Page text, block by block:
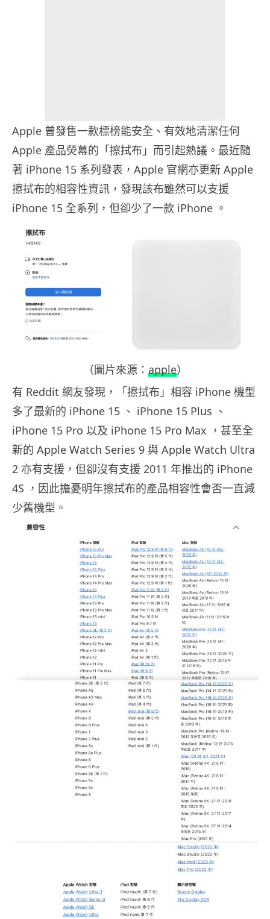
Apple 曾發售一款標榜能安全、有效地清潔任何
Apple 產品熒幕的「擦拭布」而引起熱議。最近隨
著 iPhone 15 系列發表，Apple 官網亦更新 Apple
擦拭布的相容性資訊，發現該布雖然可以支援
iPhone 15 全系列，但卻少了一款 iPhone 。
（圖片來源： apple）
有 Reddit 網友發現，「擦拭布」相容 iPhone 機型
多了最新的 iPhone 15 、 iPhone 15 Plus 、
iPhone 15 Pro 以及 iPhone 15 Pro Max ，甚至全
新的 Apple Watch Series 9 與 Apple Watch Ultra
2 亦有支援，但卻沒有支援 2011 年推出的 iPhone
4S ，因此擔憂明年擦拭布的產品相容性會否一直減
少舊機型。